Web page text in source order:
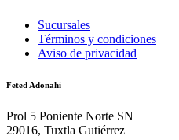
Sucursales
Términos y condiciones
Aviso de privacidad
Feted Adonahi
Prol 5 Poniente Norte SN
29016, Tuxtla Gutiérrez